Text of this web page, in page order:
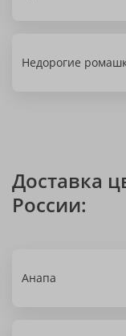
Недорогие
Доставка
России:
Анапа